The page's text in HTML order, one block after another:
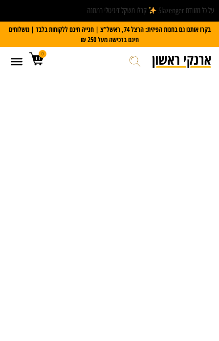
על כל מזוודת Slazenger
קבלו משקל דיגיטלי במתנה
בקרו אותנו גם בחנות הפיזית: הרצל 74, ראשל”צ | חנייה חינם ללקוחות בלבד | משלוחים
חינם ברכישה מעל 250 ₪
0